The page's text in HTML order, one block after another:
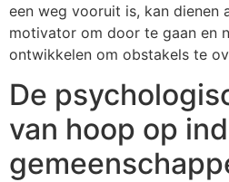
een weg vooruit is, kan dienen
motivator om door te gaan en
ontwikkelen om obstakels te
De
van hoop op